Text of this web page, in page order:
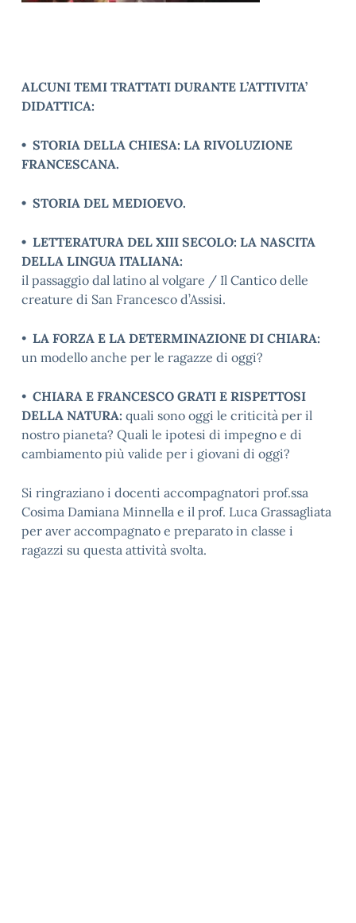
ALCUNI TEMI TRATTATI DURANTE L’ATTIVITA’
DIDATTICA:
• STORIA DELLA CHIESA: LA RIVOLUZIONE
FRANCESCANA.
• STORIA DEL MEDIOEVO.
• LETTERATURA DEL XIII SECOLO: LA NASCITA
DELLA LINGUA ITALIANA:
il passaggio dal latino al volgare / Il Cantico delle
creature di San Francesco d’Assisi.
• LA FORZA E LA DETERMINAZIONE DI CHIARA:
un modello anche per le ragazze di oggi?
• CHIARA E FRANCESCO GRATI E RISPETTOSI
DELLA NATURA: quali sono oggi le criticità per il
nostro pianeta? Quali le ipotesi di impegno e di
cambiamento più valide per i giovani di oggi?
Si ringraziano i docenti accompagnatori prof.ssa
Cosima Damiana Minnella e il prof. Luca Grassagliata
per aver accompagnato e preparato in classe i
ragazzi su questa attività svolta.